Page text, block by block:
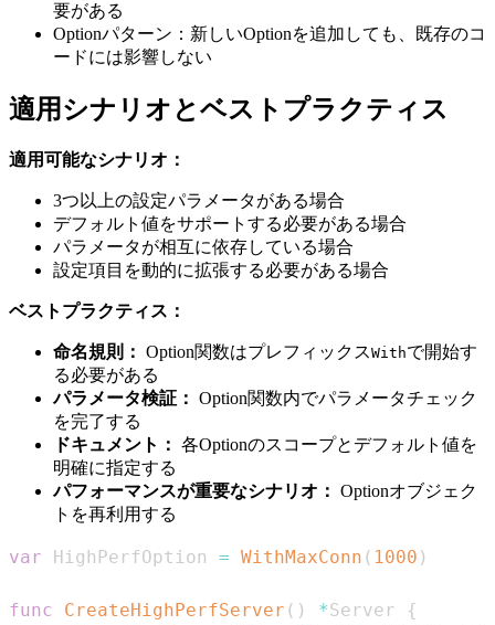
要がある
Optionパターン：新しいOptionを追加しても、既存のコ
ードには影響しない
適用シナリオとベストプラクティス
適用可能なシナリオ：
3つ以上の設定パラメータがある場合
デフォルト値をサポートする必要がある場合
パラメータが相互に依存している場合
設定項目を動的に拡張する必要がある場合
ベストプラクティス：
命名規則： Option関数はプレフィックスWithで開始す
る必要がある
パラメータ検証： Option関数内でパラメータチェック
を完了する
ドキュメント： 各Optionのスコープとデフォルト値を
明確に指定する
パフォーマンスが重要なシナリオ： Optionオブジェク
トを再利用する
var HighPerfOption = WithMaxConn ( 1000 )
func CreateHighPerfServer ( ) *Server
{